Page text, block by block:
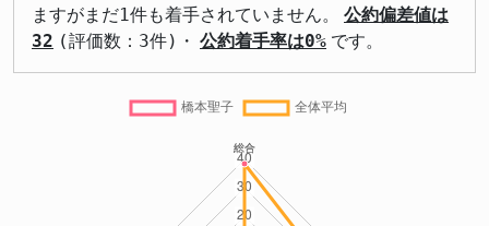
ますがまだ1件も着手されていません。
公約偏差値は
32 (評価数：3件)・ 公約着手率は0% です。